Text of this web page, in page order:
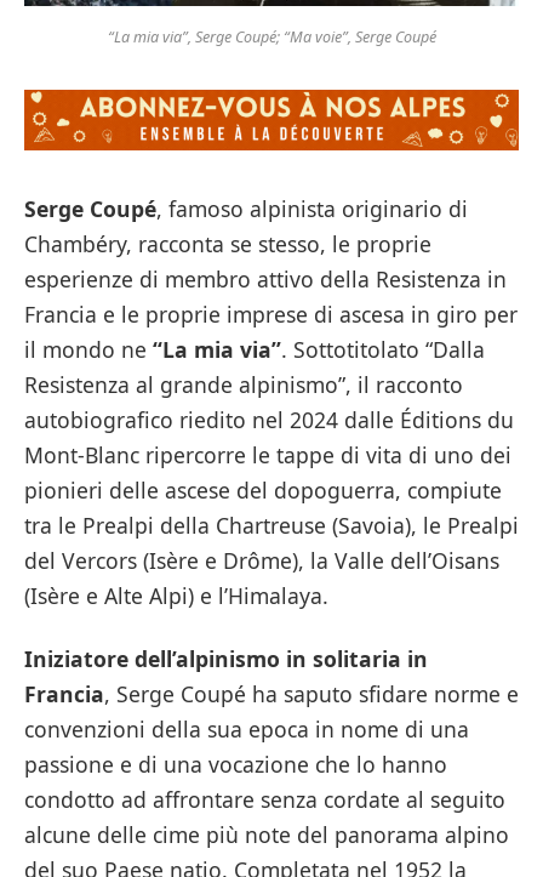
“La mia via”, Serge Coupé; “Ma voie”, Serge Coupé
Serge Coupé, famoso alpinista originario di
Chambéry, racconta se stesso, le proprie
esperienze di membro attivo della Resistenza in
Francia e le proprie imprese di ascesa in giro per
il mondo ne “La mia via”. Sottotitolato “Dalla
Resistenza al grande alpinismo”, il racconto
autobiografico riedito nel 2024 dalle Éditions du
Mont-Blanc ripercorre le tappe di vita di uno dei
pionieri delle ascese del dopoguerra, compiute
tra le Prealpi della Chartreuse (Savoia), le Prealpi
del Vercors (Isère e Drôme), la Valle dell’Oisans
(Isère e Alte Alpi) e l’Himalaya.
Iniziatore dell’alpinismo in solitaria in
Francia, Serge Coupé ha saputo sfidare norme e
convenzioni della sua epoca in nome di una
passione e di una vocazione che lo hanno
condotto ad affrontare senza cordate al seguito
alcune delle cime più note del panorama alpino
del suo Paese natio. Completata nel 1952 la